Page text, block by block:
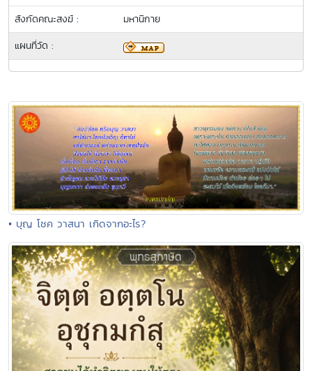
สังกัดคณะสงฆ์ :
มหานิกาย
แผนที่วัด :
• บุญ โชค วาสนา เกิดจากอะไร?